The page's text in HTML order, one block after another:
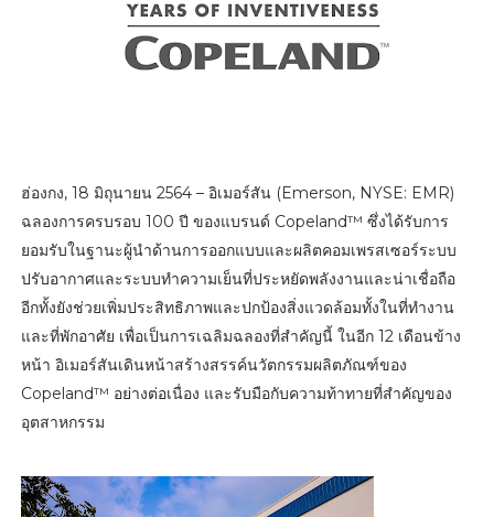
ฮ่องกง, 18 มิถุนายน 2564 – อิเมอร์สัน (Emerson, NYSE: EMR)
ฉลองการครบรอบ 100 ปี ของแบรนด์ Copeland™ ซึ่งได้รับการ
ยอมรับในฐานะผู้นำด้านการออกแบบและผลิตคอมเพรสเซอร์ระบบ
ปรับอากาศและระบบทำความเย็นที่ประหยัดพลังงานและน่าเชื่อถือ
อีกทั้งยังช่วยเพิ่มประสิทธิภาพและปกป้องสิ่งแวดล้อมทั้งในที่ทำงาน
และที่พักอาศัย เพื่อเป็นการเฉลิมฉลองที่สำคัญนี้ ในอีก 12 เดือนข้าง
หน้า อิเมอร์สันเดินหน้าสร้างสรรค์นวัตกรรมผลิตภัณฑ์ของ
Copeland™ อย่างต่อเนื่อง และรับมือกับความท้าทายที่สำคัญของ
อุตสาหกรรม